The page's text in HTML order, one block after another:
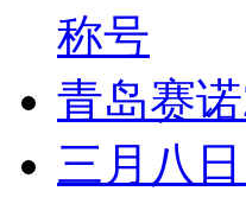
称号
青岛赛
三月八